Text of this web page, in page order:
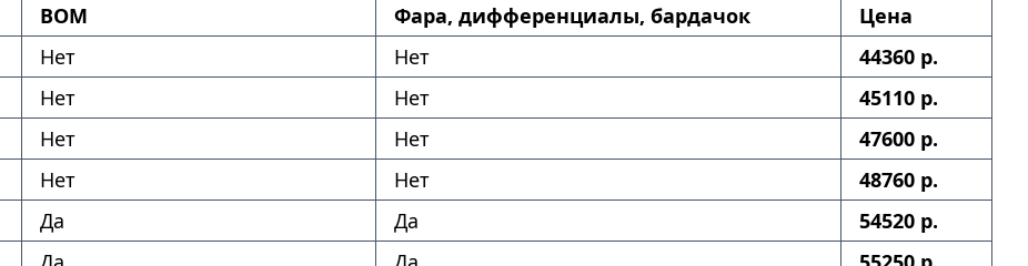
ВОМ Фара, дифференциалы, бардачок
Цена
Нет Нет
44360 р.
Нет Нет
45110 р.
Нет Нет
47600 р.
Нет Нет
48760 р.
Да Да
54520 р.